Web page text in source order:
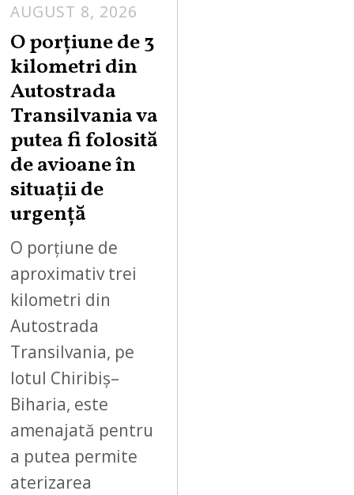
AUGUST 8, 2026
U
G
T
8
O porțiune de 3
kilometri din
Autostrada
Transilvania va
putea fi folosită
de avioane în
situații de
urgență
O porțiune de
aproximativ trei
kilometri din
Autostrada
Transilvania, pe
lotul Chiribiș–
Biharia, este
amenajată pentru
a putea permite
aterizarea